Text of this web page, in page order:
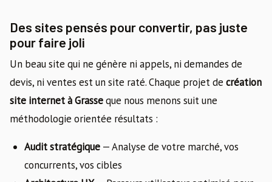
Des sites pensés pour convertir, pas juste
pour faire joli
Un beau site qui ne génère ni appels, ni demandes de
devis, ni ventes est un site raté. Chaque projet de création
site internet à Grasseque nous menons suit une
méthodologie orientée résultats :
Audit stratégique — Analyse de votre marché, vos
concurrents, vos cibles